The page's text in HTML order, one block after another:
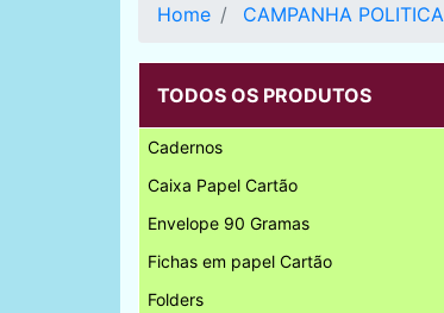
Home CAMPANHA POLITICA
TODOS OS PRODUTOS
Cadernos
Caixa Papel Cartão
Envelope 90 Gramas
Fichas em papel Cartão
Folders